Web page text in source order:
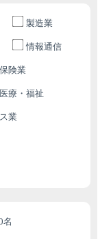
製造業
情報通信
険業
医療・福祉
業
名